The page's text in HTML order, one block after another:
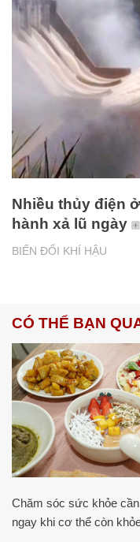
BIẾN ĐỔI KHÍ HẬU
Nhiều thủy điện
hành xả lũ ngày
CÓ THỂ BẠN
Chăm sóc sức khỏe
ngay khi cơ thể còn